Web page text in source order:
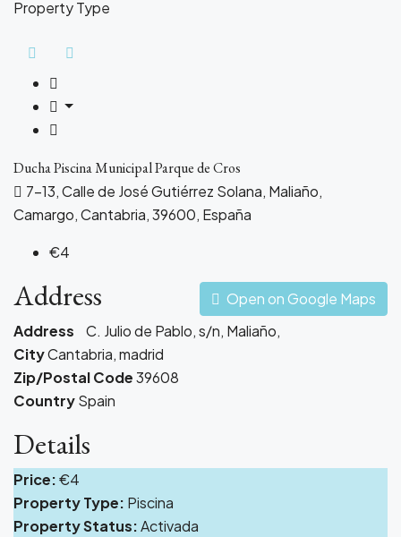
Property Type
Ducha Piscina Municipal Parque de Cros
7-13, Calle de José Gutiérrez Solana, Maliaño,
Camargo, Cantabria, 39600, España
€4
Address
Open on Google Maps
Address
C. Julio de Pablo, s/n, Maliaño,
CityCantabria, madrid
Zip/Postal Code39608
CountrySpain
Details
Price:€4
Property Type: Piscina
Property Status:Activada